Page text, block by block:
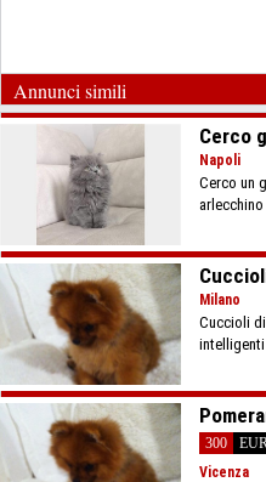
Annunci simili
Cerco
Napoli
Cerco un
Milano
Cuccioli
300
Vicenza